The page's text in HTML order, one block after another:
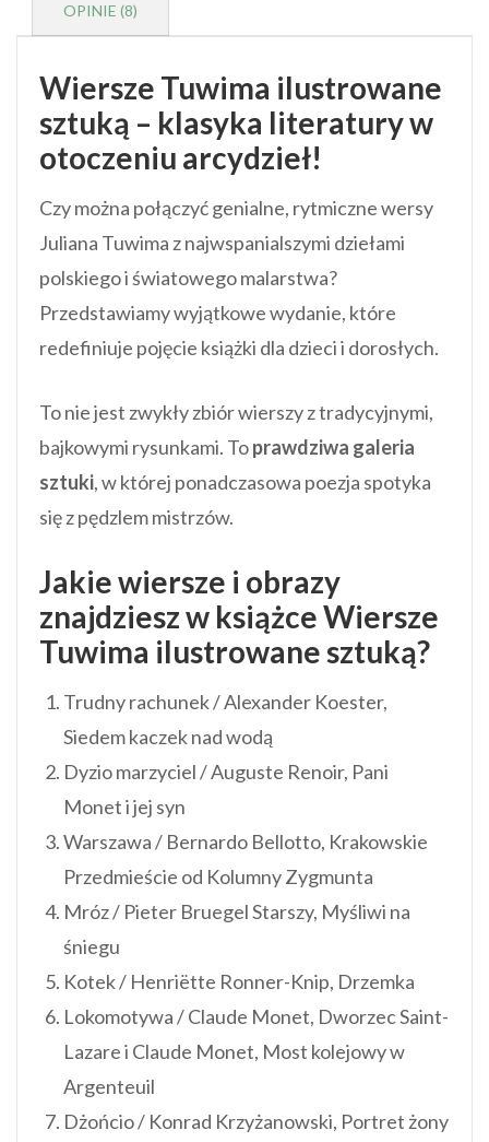
OPINIE (8)
Wiersze Tuwima ilustrowane
sztuką – klasyka literatury w
otoczeniu arcydzieł!
Czy można połączyć genialne, rytmiczne wersy
Juliana Tuwima z najwspanialszymi dziełami
polskiego i światowego malarstwa?
Przedstawiamy wyjątkowe wydanie, które
redefiniuje pojęcie książki dla dzieci i dorosłych.
To nie jest zwykły zbiór wierszy z tradycyjnymi,
bajkowymi rysunkami. Toprawdziwa galeria
sztuki, w której ponadczasowa poezja spotyka
się z pędzlem mistrzów.
Jakie wiersze i obrazy
znajdziesz w książce Wiersze
Tuwima ilustrowane sztuką?
Trudny rachunek / Alexander Koester,
Siedem kaczek nad wodą
Dyzio marzyciel / Auguste Renoir, Pani
Monet i jej syn
Warszawa / Bernardo Bellotto, Krakowskie
Przedmieście od Kolumny Zygmunta
Mróz / Pieter Bruegel Starszy, Myśliwi na
śniegu
Kotek / Henriëtte Ronner-Knip, Drzemka
Lokomotywa / Claude Monet, Dworzec Saint-
Lazare i Claude Monet, Most kolejowy w
Argenteuil
Dżońcio / Konrad Krzyżanowski, Portret żony